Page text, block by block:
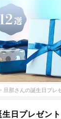
旦那さんの誕生日プレ
日プレゼン